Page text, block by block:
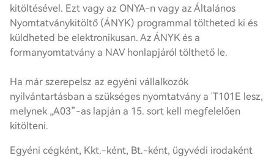
kitöltésével. Ezt vagy az ONYA-n vagy az Általános
Nyomtatványkitöltő (ÁNYK) programmal töltheted ki és
küldheted be elektronikusan. Az ÁNYK és a
formanyomtatvány a NAV honlapjáról tölthető le.
Ha már szerepelsz az egyéni vállalkozók
nyilvántartásban a szükséges nyomtatvány a 'T101E lesz,
melynek „A03”-as lapján a 15. sort kell megfelelően
kitölteni.
Egyéni cégként, Kkt.-ként, Bt.-ként, ügyvédi irodaként